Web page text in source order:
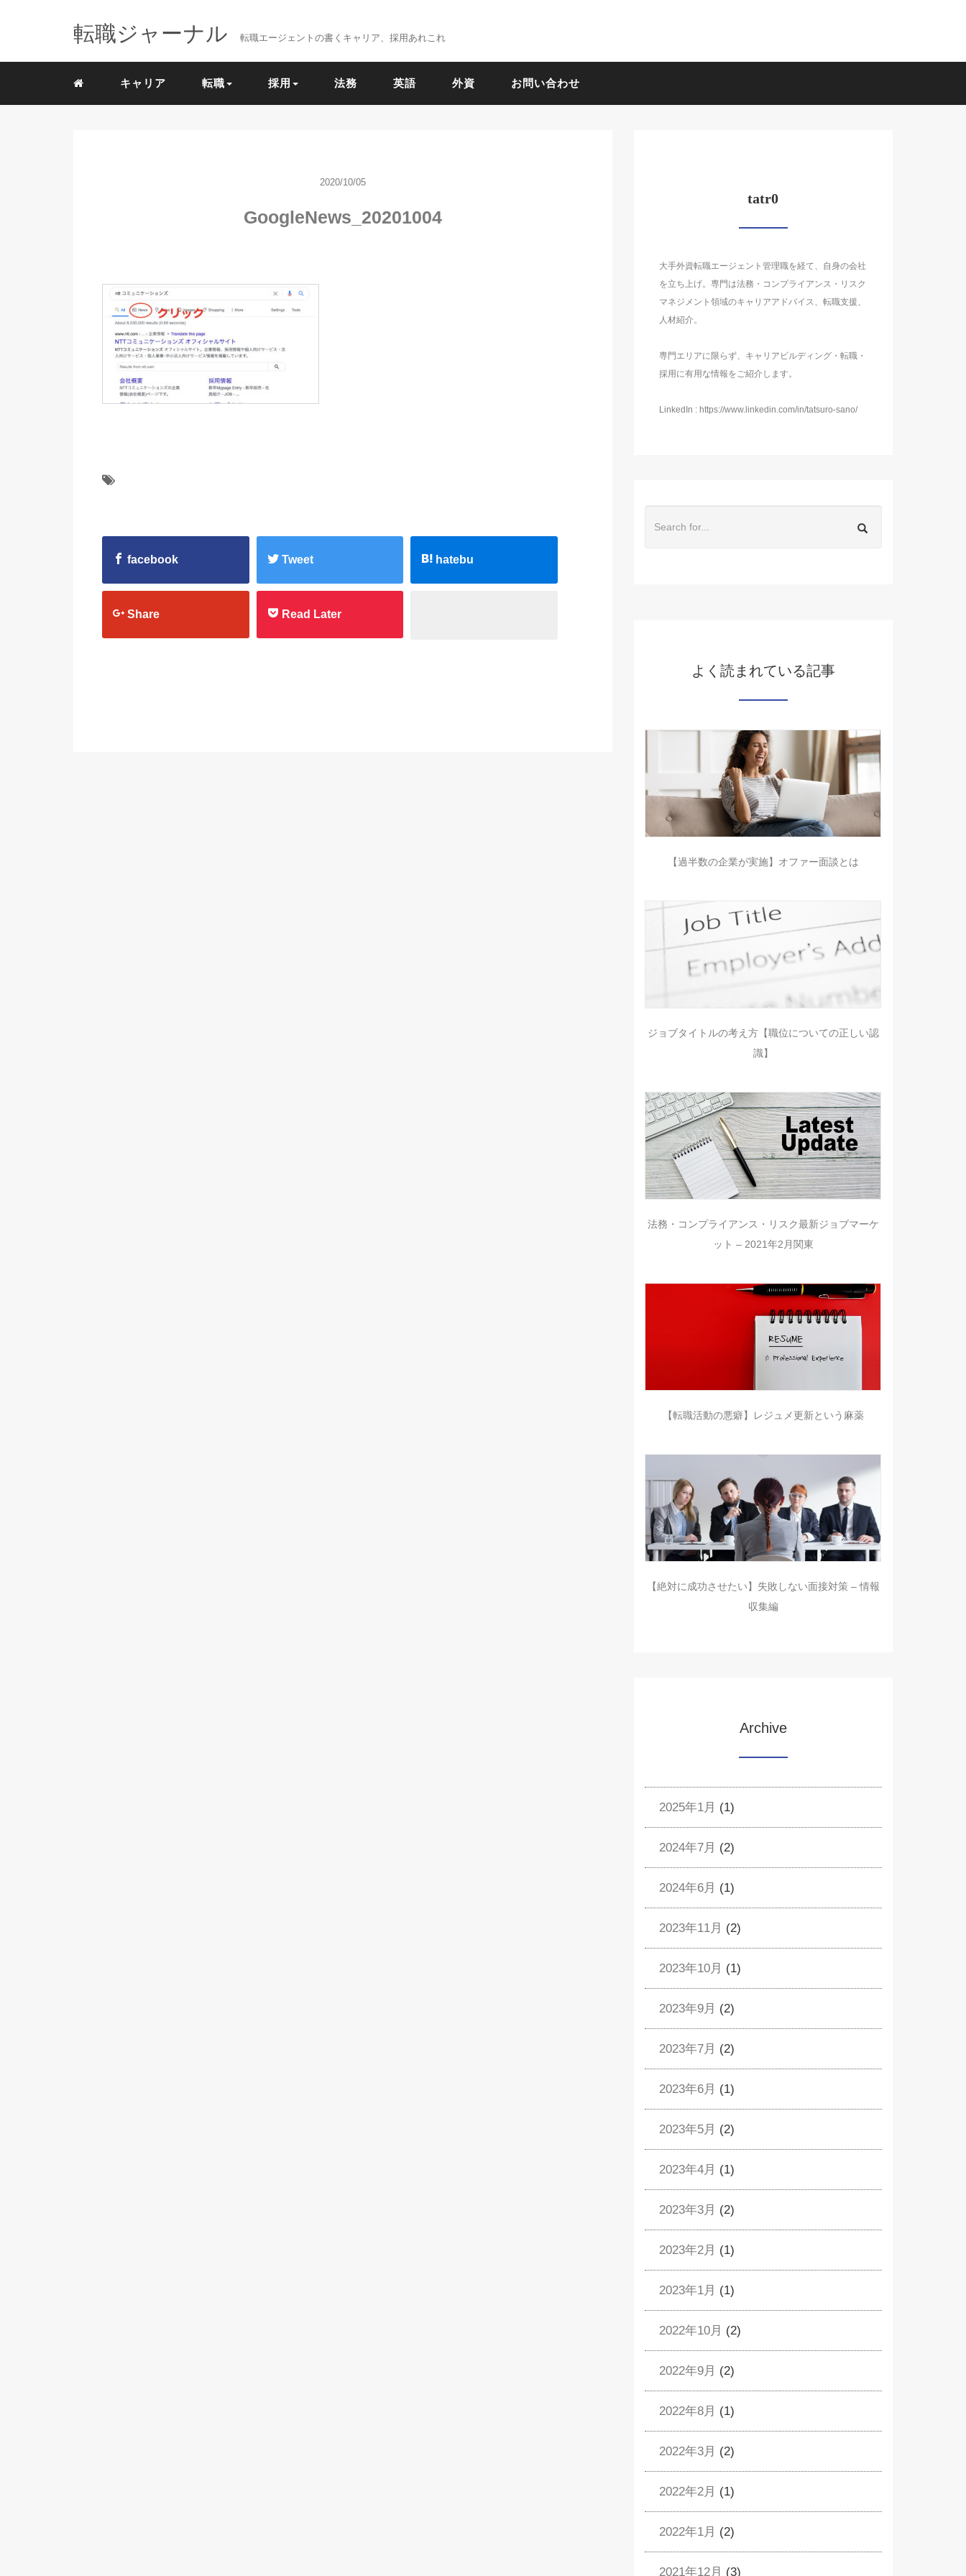
転職ジャーナル 転職エージェントの書くキャリア、採用あれこれ
キャリア 転職 採用 法務 英語 外資 お問い合わせ
2020/10/05
GoogleNews_20201004
facebook Tweet hatebu
Share Read Later
tatr0
大手外資転職エージェント管理職を経て、自身の会社
を立ち上げ。専門は法務・コンプライアンス・リスク
マネジメント領域のキャリアアドバイス、転職支援、
人材紹介。
専門エリアに限らず、キャリアビルディング・転職・
採用に有用な情報をご紹介します。
LinkedIn : https://www.linkedin.com/in/tatsuro-sano/
よく読まれている記事
【過半数の企業が実施】オファー面談とは
ジョブタイトルの考え方【職位についての正しい認
識】
法務・コンプライアンス・リスク最新ジョブマーケ
ット – 2021年2月関東
【転職活動の悪癖】レジュメ更新という麻薬
【絶対に成功させたい】失敗しない面接対策 – 情報
収集編
Archive
2025年1月 (1)
2024年7月 (2)
2024年6月 (1)
2023年11月 (2)
2023年10月 (1)
2023年9月 (2)
2023年7月 (2)
2023年6月 (1)
2023年5月 (2)
2023年4月 (1)
2023年3月 (2)
2023年2月 (1)
2023年1月 (1)
2022年10月 (2)
2022年9月 (2)
2022年8月 (1)
2022年3月 (2)
2022年2月 (1)
2022年1月 (2)
2021年12月 (3)